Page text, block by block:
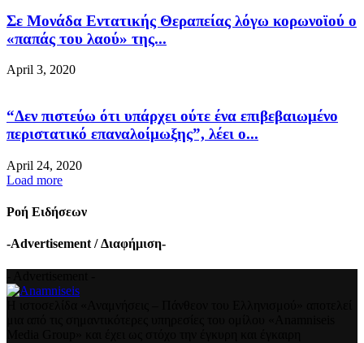
Σε Μονάδα Εντατικής Θεραπείας λόγω κορωνοϊού ο
«παπάς του λαού» της...
April 3, 2020
“Δεν πιστεύω ότι υπάρχει ούτε ένα επιβεβαιωμένο
περιστατικό επαναλοίμωξης”, λέει ο...
April 24, 2020
Load more
Ροή Ειδήσεων
-Advertisement / Διαφήμιση-